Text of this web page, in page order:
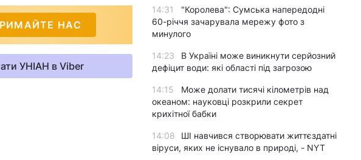
НАС
УНІАН в Viber
14:31
"Королева": Сумська напередодні
60-річчя зачарувала мережу фото з
минулого
14:23
В Україні може виникнути серйозний
дефіцит води: які області під загрозою
14:15
Може долати тисячі кілометрів над
океаном: науковці розкрили секрет
крихітної бабки
14:08
ШІ навчився створювати життєздатні
віруси, яких не існувало в природі, - NYT